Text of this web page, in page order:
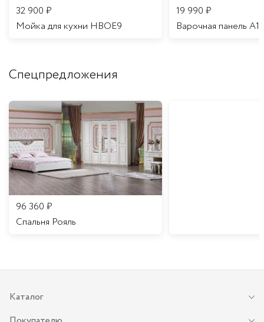
32 900 ₽
Мойка для кухни HBOE9
19 990 ₽
Варочная панель A16
Спецпредложения
96 360 ₽
Спальня Рояль
Каталог